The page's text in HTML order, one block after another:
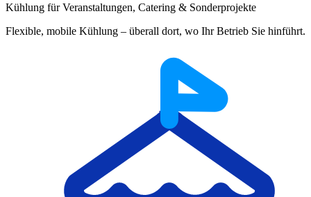
Kühlung für Veranstaltungen, Catering & Sonderprojekte
Flexible, mobile Kühlung – überall dort, wo Ihr Betrieb Sie hinführt.